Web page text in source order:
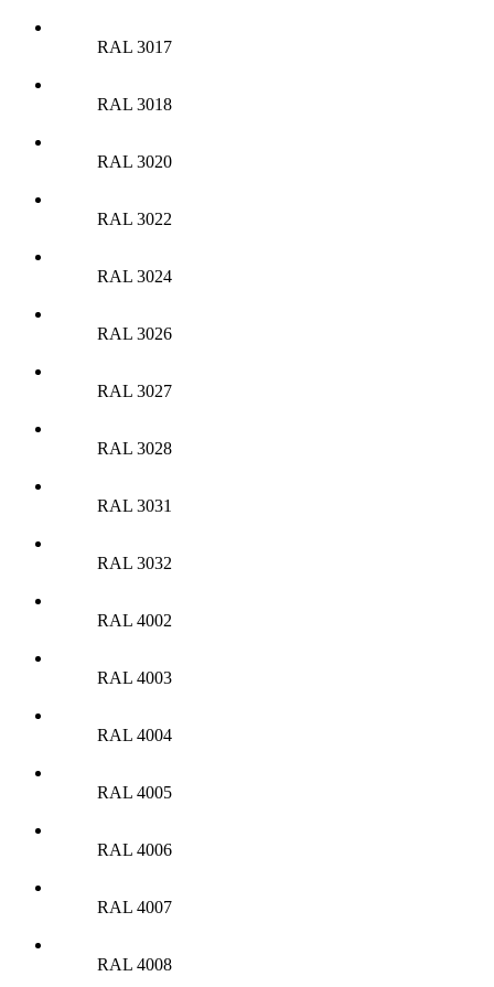
RAL 3017
RAL 3018
RAL 3020
RAL 3022
RAL 3024
RAL 3026
RAL 3027
RAL 3028
RAL 3031
RAL 3032
RAL 4002
RAL 4003
RAL 4004
RAL 4005
RAL 4006
RAL 4007
RAL 4008